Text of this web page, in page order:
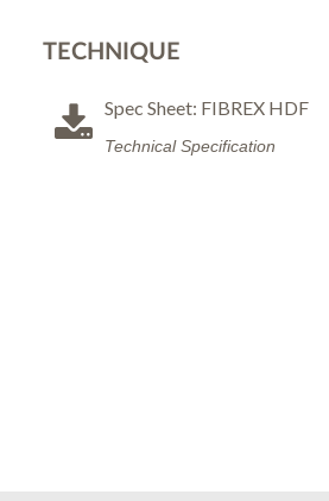
TECHNIQUE
Spec Sheet: FIBREX HDF
Technical Specification